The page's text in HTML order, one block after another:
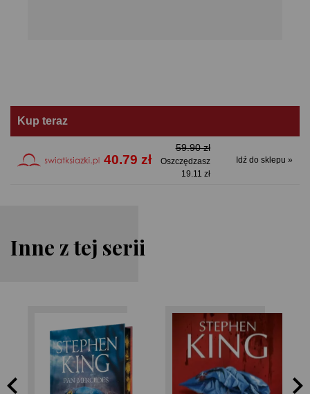
Kup teraz
40.79 zł
59.90 zł
Oszczędzasz
19.11 zł
Idź do sklepu »
Inne z tej serii
Stephen King Stephen King